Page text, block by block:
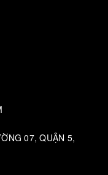
07, QUẬN 5,